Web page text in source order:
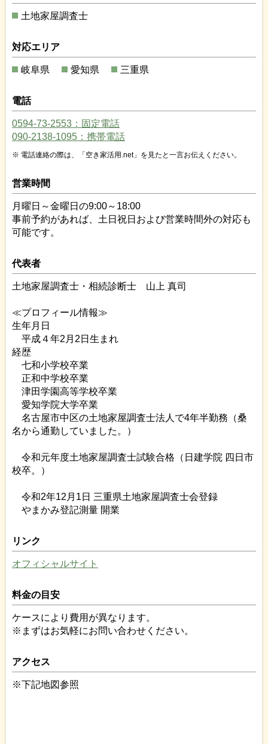
土地家屋調査士
対応エリア
岐阜県 愛知県 三重県
電話
0594-73-2553：固定電話
090-2138-1095：携帯電話
電話連絡の際は、「空き家活用.net」を見たと一言お伝えください。
営業時間
月曜日～金曜日の9:00～18:00
事前予約があれば、土日祝日および営業時間外の対応も
可能です。
代表者
土地家屋調査士・相続診断士 山上 真司
≪プロフィール情報≫
生年月日
平成４年2月2日生まれ
経歴
七和小学校卒業
正和中学校卒業
津田学園高等学校卒業
愛知学院大学卒業
名古屋市中区の土地家屋調査士法人で4年半勤務（桑
名から通勤していました。）
令和元年度土地家屋調査士試験合格（日建学院 四日市
校卒。）
令和2年12月1日 三重県土地家屋調査士会登録
やまかみ登記測量 開業
リンク
オフィシャルサイト
料金の目安
ケースにより費用が異なります。
※まずはお気軽にお問い合わせください。
アクセス
※下記地図参照